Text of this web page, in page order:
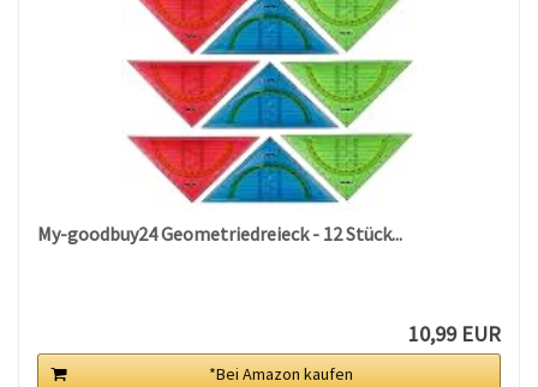
My-goodbuy24 Geometriedreieck - 12 Stück...
10,99 EUR
*Bei Amazon kaufen